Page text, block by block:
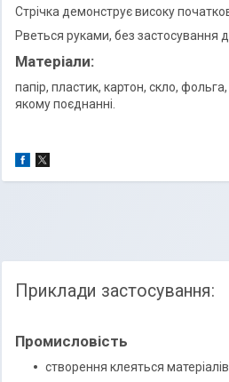
Стрічка демонструє високу
Рветься руками, без застосування
Матеріали:
папір, пластик, картон, скло,
якому поєднанні.
Приклади застосування:
Промисловість
створення клеяться матеріалів